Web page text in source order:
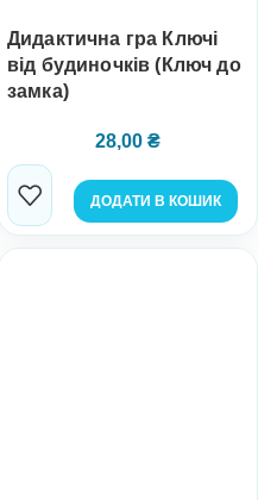
Дидактична гра Ключі
від будиночків (Ключ до
замка)
28,00 ₴
ДОДАТИ В КОШИК